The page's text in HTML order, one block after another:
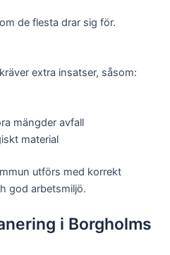
de flesta drar sig för.
extra insatser, såsom:
mängder avfall
material
utförs med korrekt
god arbetsmiljö.
i Borgholms